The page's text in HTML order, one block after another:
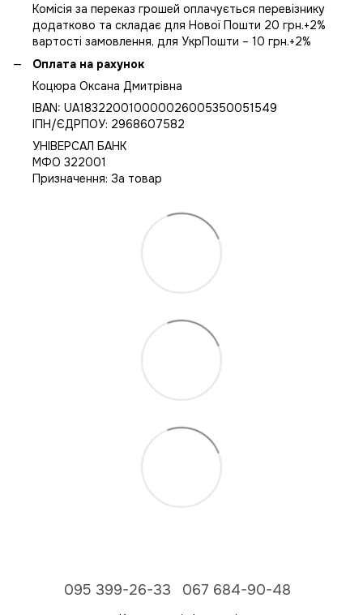
Комісія за переказ грошей оплачується перевізнику
додатково та складає для Нової Пошти 20 грн.+2%
вартості замовлення, для УкрПошти – 10 грн.+2%
Оплата на рахунок
Коцюра Оксана Дмитрівна
IBAN: UA183220010000026005350051549
IПН/ЄДРПОУ: 2968607582
УНІВЕРСАЛ БАНК
МФО 322001
Призначення: За товар
095 399-26-33 067 684-90-48